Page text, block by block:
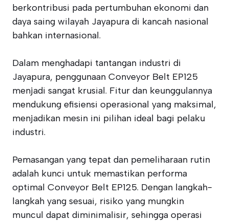
berkontribusi pada pertumbuhan ekonomi dan
daya saing wilayah Jayapura di kancah nasional
bahkan internasional.
Dalam menghadapi tantangan industri di
Jayapura, penggunaan Conveyor Belt EP125
menjadi sangat krusial. Fitur dan keunggulannya
mendukung efisiensi operasional yang maksimal,
menjadikan mesin ini pilihan ideal bagi pelaku
industri.
Pemasangan yang tepat dan pemeliharaan rutin
adalah kunci untuk memastikan performa
optimal Conveyor Belt EP125. Dengan langkah-
langkah yang sesuai, risiko yang mungkin
muncul dapat diminimalisir, sehingga operasi